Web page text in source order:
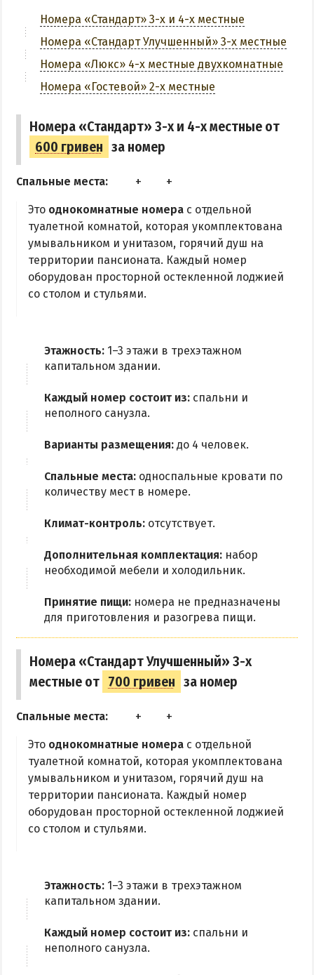
Спортплощадка
Парковка
ЗАБРОНИРОВАТЬ
Номера «Стандарт» 3-х и 4-х местные
Номера «Стандарт Улучшенный» 3-х местные
Номера «Люкс» 4-х местные двухкомнатные
Номера «Гостевой» 2-х местные
Номера «Стандарт» 3-х и 4-х местные от
600 гривен за номер
Спальные места:
Это однокомнатные номера с отдельной
туалетной комнатой, которая укомплектована
умывальником и унитазом, горячий душ на
территории пансионата. Каждый номер
оборудован просторной остекленной лоджией
со столом и стульями.
Этажность: 1–3 этажи в трехэтажном
капитальном здании.
Каждый номер состоит из: спальни и
неполного санузла.
Варианты размещения: до 4 человек.
Спальные места: односпальные кровати по
количеству мест в номере.
Климат-контроль: отсутствует.
Дополнительная комплектация: набор
необходимой мебели и холодильник.
Принятие пищи: номера не предназначены
для приготовления и разогрева пищи.
Номера «Стандарт Улучшенный» 3-х
местные от 700 гривен за номер
Спальные места:
Это однокомнатные номера с отдельной
туалетной комнатой, которая укомплектована
умывальником и унитазом, горячий душ на
территории пансионата. Каждый номер
оборудован просторной остекленной лоджией
со столом и стульями.
Этажность: 1–3 этажи в трехэтажном
капитальном здании.
Каждый номер состоит из: спальни и
неполного санузла.